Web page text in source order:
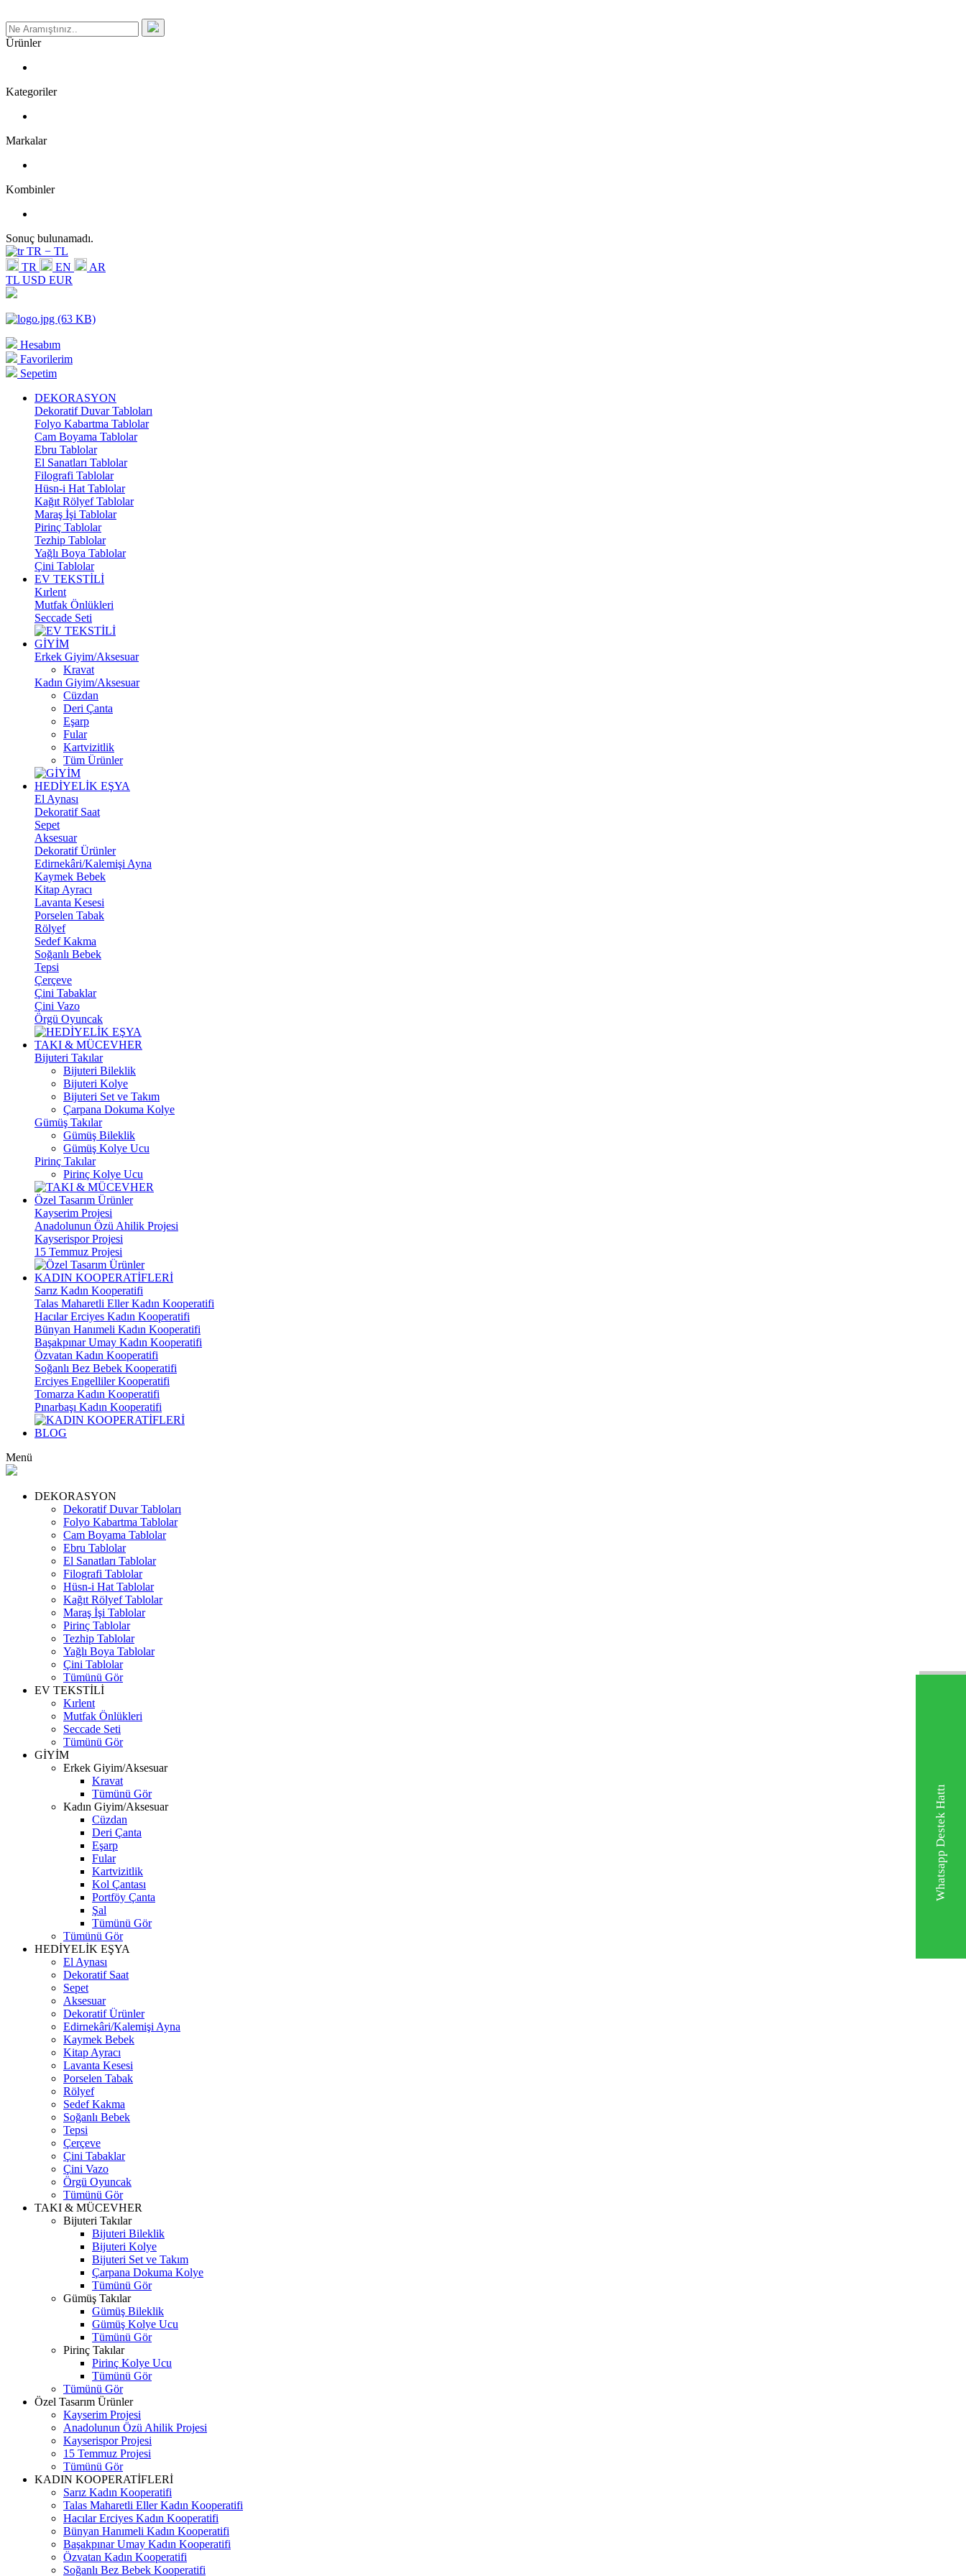
Whatsapp Destek Hattı
Ürünler
Kategoriler
Markalar
Kombinler
Sonuç bulunamadı.
TR − TL
TR
EN
AR
TL USD EUR
Hesabım
Favorilerim
Sepetim
DEKORASYON
Dekoratif Duvar Tabloları
Folyo Kabartma Tablolar
Cam Boyama Tablolar
Ebru Tablolar
El Sanatları Tablolar
Filografi Tablolar
Hüsn-i Hat Tablolar
Kağıt Rölyef Tablolar
Maraş İşi Tablolar
Pirinç Tablolar
Tezhip Tablolar
Yağlı Boya Tablolar
Çini Tablolar
EV TEKSTİLİ
Kırlent
Mutfak Önlükleri
Seccade Seti
GİYİM
Erkek Giyim/Aksesuar
Kravat
Kadın Giyim/Aksesuar
Cüzdan
Deri Çanta
Eşarp
Fular
Kartvizitlik
Tüm Ürünler
HEDİYELİK EŞYA
El Aynası
Dekoratif Saat
Sepet
Aksesuar
Dekoratif Ürünler
Edirnekâri/Kalemişi Ayna
Kaymek Bebek
Kitap Ayracı
Lavanta Kesesi
Porselen Tabak
Rölyef
Sedef Kakma
Soğanlı Bebek
Tepsi
Çerçeve
Çini Tabaklar
Çini Vazo
Örgü Oyuncak
TAKI & MÜCEVHER
Bijuteri Takılar
Bijuteri Bileklik
Bijuteri Kolye
Bijuteri Set ve Takım
Çarpana Dokuma Kolye
Gümüş Takılar
Gümüş Bileklik
Gümüş Kolye Ucu
Pirinç Takılar
Pirinç Kolye Ucu
Özel Tasarım Ürünler
Kayserim Projesi
Anadolunun Özü Ahilik Projesi
Kayserispor Projesi
15 Temmuz Projesi
KADIN KOOPERATİFLERİ
Sarız Kadın Kooperatifi
Talas Maharetli Eller Kadın Kooperatifi
Hacılar Erciyes Kadın Kooperatifi
Bünyan Hanımeli Kadın Kooperatifi
Başakpınar Umay Kadın Kooperatifi
Özvatan Kadın Kooperatifi
Soğanlı Bez Bebek Kooperatifi
Erciyes Engelliler Kooperatifi
Tomarza Kadın Kooperatifi
Pınarbaşı Kadın Kooperatifi
BLOG
Menü
DEKORASYON
Dekoratif Duvar Tabloları
Folyo Kabartma Tablolar
Cam Boyama Tablolar
Ebru Tablolar
El Sanatları Tablolar
Filografi Tablolar
Hüsn-i Hat Tablolar
Kağıt Rölyef Tablolar
Maraş İşi Tablolar
Pirinç Tablolar
Tezhip Tablolar
Yağlı Boya Tablolar
Çini Tablolar
Tümünü Gör
EV TEKSTİLİ
Kırlent
Mutfak Önlükleri
Seccade Seti
Tümünü Gör
GİYİM
Erkek Giyim/Aksesuar
Kravat
Tümünü Gör
Kadın Giyim/Aksesuar
Cüzdan
Deri Çanta
Eşarp
Fular
Kartvizitlik
Kol Çantası
Portföy Çanta
Şal
Tümünü Gör
Tümünü Gör
HEDİYELİK EŞYA
El Aynası
Dekoratif Saat
Sepet
Aksesuar
Dekoratif Ürünler
Edirnekâri/Kalemişi Ayna
Kaymek Bebek
Kitap Ayracı
Lavanta Kesesi
Porselen Tabak
Rölyef
Sedef Kakma
Soğanlı Bebek
Tepsi
Çerçeve
Çini Tabaklar
Çini Vazo
Örgü Oyuncak
Tümünü Gör
TAKI & MÜCEVHER
Bijuteri Takılar
Bijuteri Bileklik
Bijuteri Kolye
Bijuteri Set ve Takım
Çarpana Dokuma Kolye
Tümünü Gör
Gümüş Takılar
Gümüş Bileklik
Gümüş Kolye Ucu
Tümünü Gör
Pirinç Takılar
Pirinç Kolye Ucu
Tümünü Gör
Tümünü Gör
Özel Tasarım Ürünler
Kayserim Projesi
Anadolunun Özü Ahilik Projesi
Kayserispor Projesi
15 Temmuz Projesi
Tümünü Gör
KADIN KOOPERATİFLERİ
Sarız Kadın Kooperatifi
Talas Maharetli Eller Kadın Kooperatifi
Hacılar Erciyes Kadın Kooperatifi
Bünyan Hanımeli Kadın Kooperatifi
Başakpınar Umay Kadın Kooperatifi
Özvatan Kadın Kooperatifi
Soğanlı Bez Bebek Kooperatifi